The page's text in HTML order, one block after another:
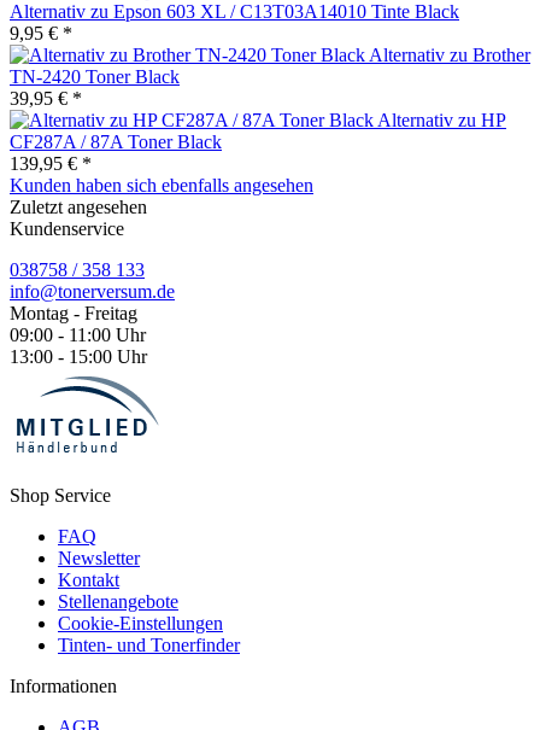
Alternativ zu Epson 603 XL / C13T03A14010 Tinte Black
9,95 € *
Alternativ zu Brother
TN-2420 Toner Black
39,95 € *
Alternativ zu HP
CF287A / 87A Toner Black
139,95 € *
Kunden haben sich ebenfalls angesehen
Zuletzt angesehen
Kundenservice
038758 / 358 133
info@tonerversum.de
Montag - Freitag
09:00 - 11:00 Uhr
13:00 - 15:00 Uhr
Shop Service
FAQ
Newsletter
Kontakt
Stellenangebote
Cookie-Einstellungen
Tinten- und Tonerfinder
Informationen